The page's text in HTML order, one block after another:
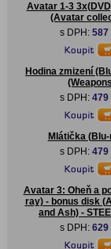
Avatar 1-3
(Avatar
s DPH: 587
Hodina zmizení
s DPH: 479
Mlátička
s DPH: 479
Avatar 3: Oheň a
ray) - bonus disk
and Ash) -
s DPH: 629